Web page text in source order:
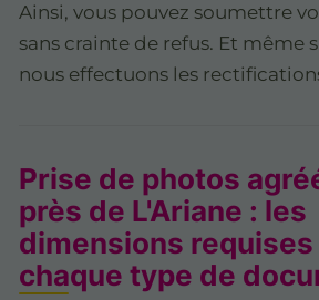
Ainsi, vous pouvez soumettre
sans crainte de refus. Et même
nous effectuons les
Prise de photos
près de L'Ariane : les
dimensions
chaque type de